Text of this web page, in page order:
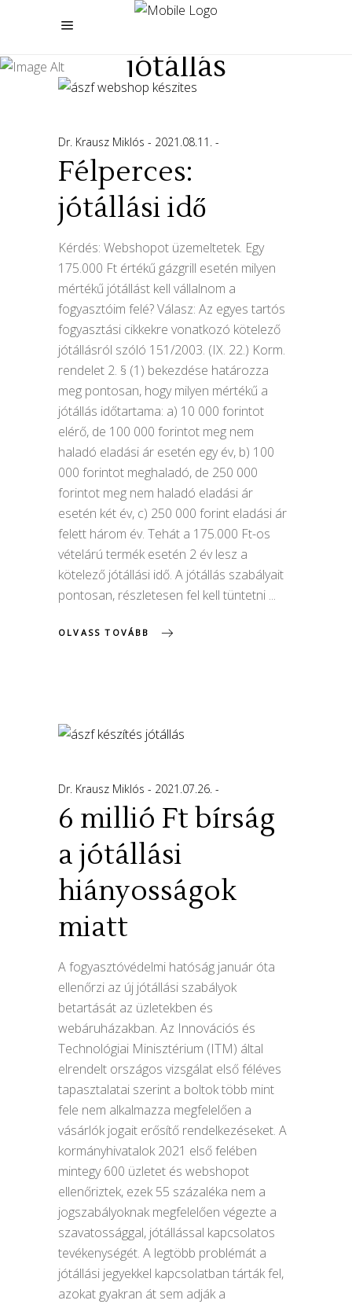
jótállás
Dr. Krausz Miklós 2021.08.11.
Félperces:
jótállási idő
Kérdés: Webshopot üzemeltetek. Egy
175.000 Ft értékű gázgrill esetén milyen
mértékű jótállást kell vállalnom a
fogyasztóim felé? Válasz: Az egyes tartós
fogyasztási cikkekre vonatkozó kötelező
jótállásról szóló 151/2003. (IX. 22.) Korm.
rendelet 2. § (1) bekezdése határozza
meg pontosan, hogy milyen mértékű a
jótállás időtartama: a) 10 000 forintot
elérő, de 100 000 forintot meg nem
haladó eladási ár esetén egy év, b) 100
000 forintot meghaladó, de 250 000
forintot meg nem haladó eladási ár
esetén két év, c) 250 000 forint eladási ár
felett három év. Tehát a 175.000 Ft-os
vételárú termék esetén 2 év lesz a
kötelező jótállási idő. A jótállás szabályait
pontosan, részletesen fel kell tüntetni
OLVASS TOVÁBB
Dr. Krausz Miklós 2021.07.26.
6 millió Ft bírság
a jótállási
hiányosságok
miatt
A fogyasztóvédelmi hatóság január óta
ellenőrzi az új jótállási szabályok
betartását az üzletekben és
webáruházakban. Az Innovációs és
Technológiai Minisztérium (ITM) által
elrendelt országos vizsgálat első féléves
tapasztalatai szerint a boltok több mint
fele nem alkalmazza megfelelően a
vásárlók jogait erősítő rendelkezéseket. A
kormányhivatalok 2021 első felében
mintegy 600 üzletet és webshopot
ellenőriztek, ezek 55 százaléka nem a
jogszabályoknak megfelelően végezte a
szavatossággal, jótállással kapcsolatos
tevékenységét. A legtöbb problémát a
jótállási jegyekkel kapcsolatban tárták fel,
azokat gyakran át sem adják a